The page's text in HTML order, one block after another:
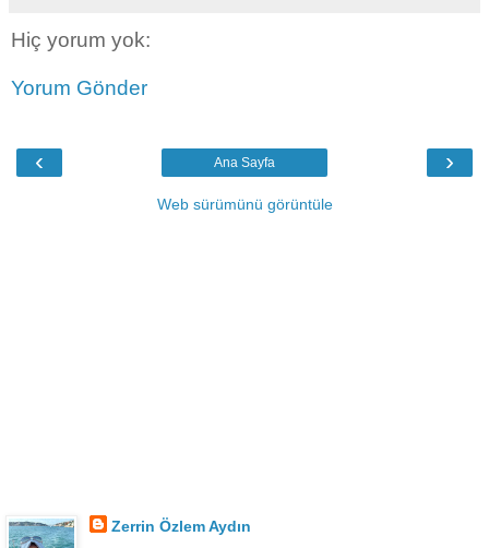
Hiç yorum yok:
Yorum Gönder
‹ ›
Ana Sayfa
Web sürümünü görüntüle
Zerrin Özlem Aydın